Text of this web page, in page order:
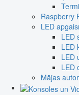
Raspberry
LED
LED
LED
LED
LED
Mājas